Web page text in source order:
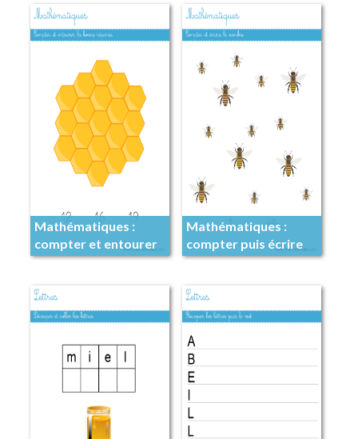
Mathématiques :
compter et entourer
Mathématiques :
compter puis écrire